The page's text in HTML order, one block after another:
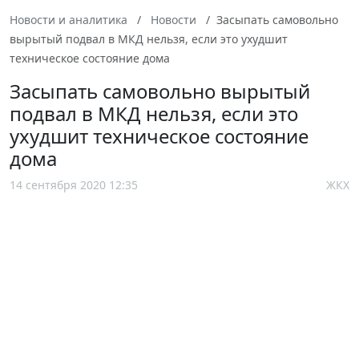
Новости и аналитика Новости
Засыпать самовольно
вырытый подвал в МКД нельзя, если это ухудшит
техническое состояние дома
Засыпать самовольно вырытый
подвал в МКД нельзя, если это
ухудшит техническое состояние
дома
14 сентября 2020 12:35 ЖКХ